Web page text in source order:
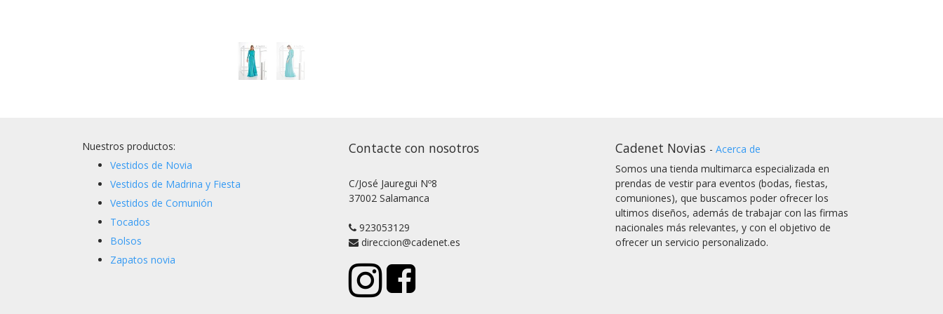
Nuestros productos:
Vestidos de Novia
Vestidos de Madrina y Fiesta
Vestidos de Comunión
Tocados
Bolsos
Zapatos novia
Contacte con nosotros
C/José Jauregui Nº8
37002 Salamanca
923053129
direccion@cadenet.es
Cadenet Novias - Acerca de
Somos una tienda multimarca especializada en
prendas de vestir para eventos (bodas, fiestas,
comuniones), que buscamos poder ofrecer los
ultimos diseños, además de trabajar con las firmas
nacionales más relevantes, y con el objetivo de
ofrecer un servicio personalizado.